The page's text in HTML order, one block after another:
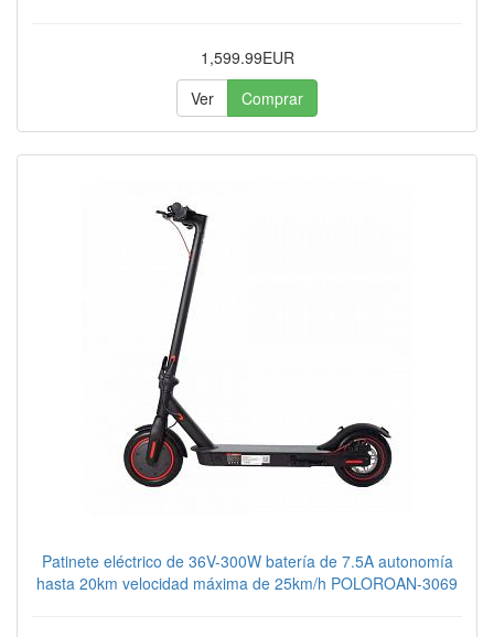
1,599.99EUR
Ver
Comprar
Patinete eléctrico de 36V-300W batería de 7.5A autonomía
hasta 20km velocidad máxima de 25km/h POLOROAN-3069